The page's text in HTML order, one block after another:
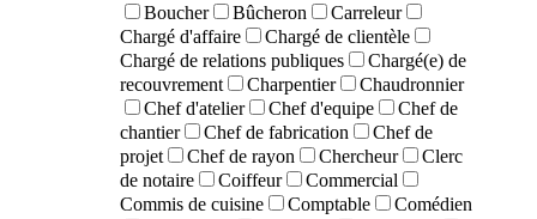
Boucher
Bûcheron
Carreleur
Chargé d'affaire
Chargé de clientèle
Chargé de relations publiques
Chargé(e) de
recouvrement
Charpentier
Chaudronnier
Chef d'atelier
Chef d'equipe
Chef de
chantier
Chef de fabrication
Chef de
projet
Chef de rayon Chercheur
Clerc
de notaire
Coiffeur
Commercial
Commis de cuisine
Comptable
Comédien